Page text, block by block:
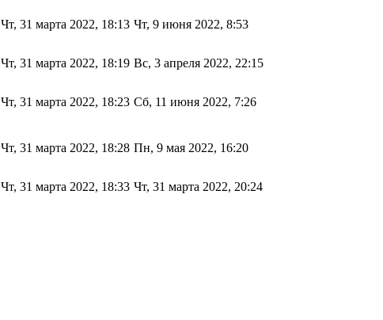
Чт, 31 марта 2022, 18:13 Чт, 9 июня 2022, 8:53
Чт, 31 марта 2022, 18:19 Вс, 3 апреля 2022, 22:15
Чт, 31 марта 2022, 18:23 Сб, 11 июня 2022, 7:26
Чт, 31 марта 2022, 18:28 Пн, 9 мая 2022, 16:20
Чт, 31 марта 2022, 18:33 Чт, 31 марта 2022, 20:24